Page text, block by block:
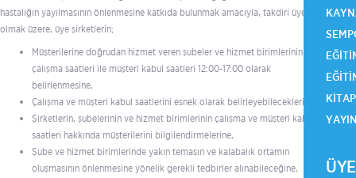
hastalığın yayılmasının önlenmesine katkıda bulunmak amacıyla, takdiri üyelere ait
olmak üzere, üye şirketlerin;
Müşterilerine doğrudan hizmet veren şubeler ve hizmet birimlerinin
çalışma saatleri ile müşteri kabul saatleri 12:00-17:00 olarak
belirlenmesine,
Çalışma ve müşteri kabul saatlerini esnek olarak belirleyebileceklerine,
Şirketlerin, şubelerinin ve hizmet birimlerinin çalışma ve müşteri kabul
saatleri hakkında müşterilerini bilgilendirmelerine,
Şube ve hizmet birimlerinde yakın temasın ve kalabalık ortamın
oluşmasının önlenmesine yönelik gerekli tedbirler alınabileceğine,